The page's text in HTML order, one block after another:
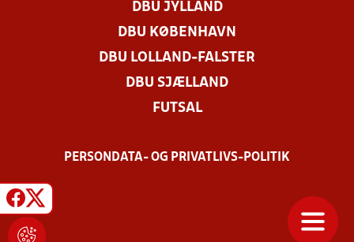
DBU JYLLAND
DBU KØBENHAVN
DBU LOLLAND-FALSTER
DBU SJÆLLAND
FUTSAL
PERSONDATA- OG PRIVATLIVS-POLITIK